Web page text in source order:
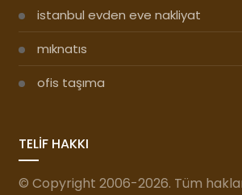
istanbul evden eve nakliyat
mıknatıs
ofis taşıma
TELİF HAKKI
© Copyright 2006-2026. Tüm